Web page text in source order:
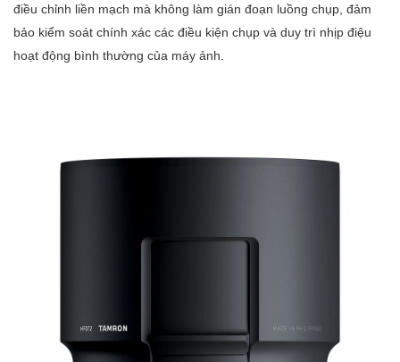
điều chỉnh liền mạch mà không làm gián đoạn luồng chụp, đảm
bảo kiểm soát chính xác các điều kiện chụp và duy trì nhịp điệu
hoạt động bình thường của máy ảnh.